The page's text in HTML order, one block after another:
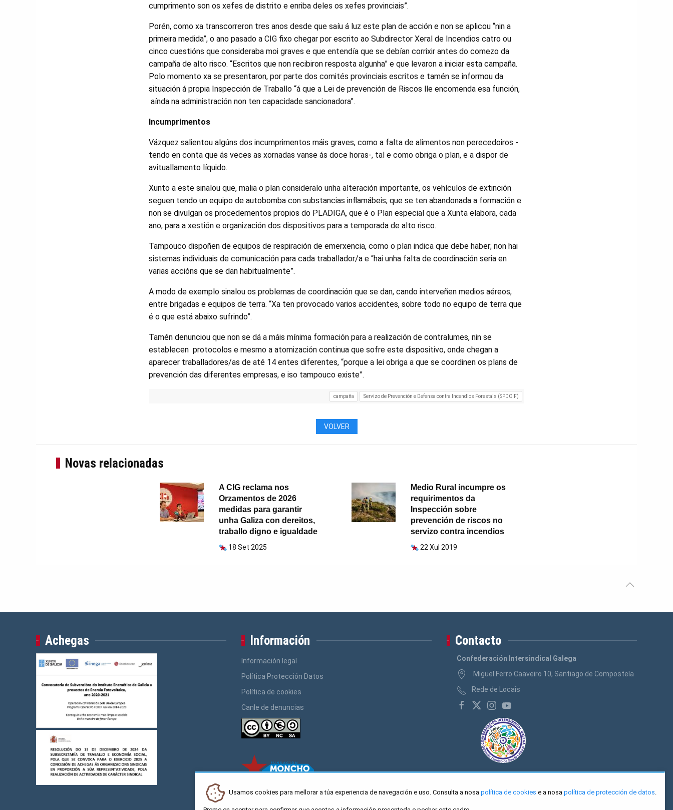
cumprimento son os xefes de distrito e enriba deles os xefes provinciais”.
Porén, como xa transcorreron tres anos desde que saíu á luz este plan de acción e non se aplicou “nin a
primeira medida”, o ano pasado a CIG fixo chegar por escrito ao Subdirector Xeral de Incendios catro ou
cinco cuestións que consideraba moi graves e que entendía que se debían corrixir antes do comezo da
campaña de alto risco. “Escritos que non recibiron resposta algunha” e que levaron a iniciar esta campaña.
Polo momento xa se presentaron, por parte dos comités provinciais escritos e tamén se informou da
situación á propia Inspección de Traballo “á que a Lei de prevención de Riscos lle encomenda esa función,
aínda na administración non ten capacidade sancionadora”.
Incumprimentos
Vázquez salientou algúns dos incumprimentos máis graves, como a falta de alimentos non perecedoiros -
tendo en conta que ás veces as xornadas vanse ás doce horas-, tal e como obriga o plan, e a dispor de
avituallamento líquido.
Xunto a este sinalou que, malia o plan consideralo unha alteración importante, os vehículos de extinción
seguen tendo un equipo de autobomba con substancias inflamábeis; que se ten abandonada a formación e
non se divulgan os procedementos propios do PLADIGA, que é o Plan especial que a Xunta elabora, cada
ano, para a xestión e organización dos dispositivos para a temporada de alto risco.
Tampouco dispoñen de equipos de respiración de emerxencia, como o plan indica que debe haber; non hai
sistemas individuais de comunicación para cada traballador/a e “hai unha falta de coordinación seria en
varias accións que se dan habitualmente”.
A modo de exemplo sinalou os problemas de coordinación que se dan, cando interveñen medios aéreos,
entre brigadas e equipos de terra. “Xa ten provocado varios accidentes, sobre todo no equipo de terra que
é o que está abaixo sufrindo”.
Tamén denunciou que non se dá a máis mínima formación para a realización de contralumes, nin se
establecen protocolos e mesmo a atomización continua que sofre este dispositivo, onde chegan a
aparecer traballadores/as de até 14 entes diferentes, “porque a lei obriga a que se coordinen os plans de
prevención das diferentes empresas, e iso tampouco existe”.
campaña Servizo de Prevención e Defensa contra Incendios Forestais (SPDCIF)
VOLVER
Novas relacionadas
A CIG reclama nos
Orzamentos de 2026
medidas para garantir
unha Galiza con dereitos,
traballo digno e igualdade
18 Set 2025
Medio Rural incumpre os
requirimentos da
Inspección sobre
prevención de riscos no
servizo contra incendios
22 Xul 2019
Achegas Información
Información legal
Política Protección Datos
Política de cookies
Canle de denuncias
Contacto
Confederación Intersindical Galega
Miguel Ferro Caaveiro 10, Santiago de Compostela
Rede de Locais
Usamos cookies para mellorar a túa experiencia de navegación e uso. Consulta a nosa política de cookies e a nosa política de protección de datos.